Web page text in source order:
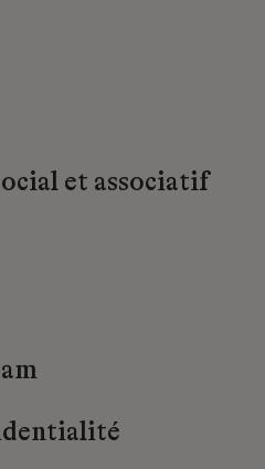
et associatif